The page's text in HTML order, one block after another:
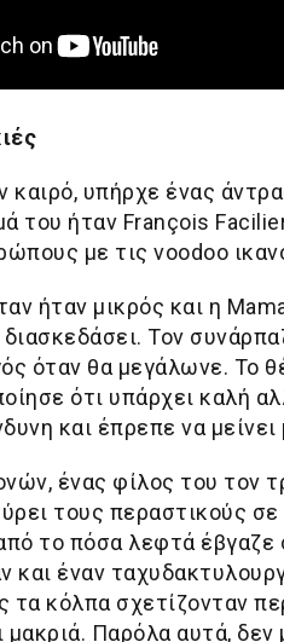
καιρό, υπήρχε ένας
του ήταν François
με τις voodoo
ήταν μικρός και η
Τον
όταν θα μεγάλωνε. Το
ότι υπάρχει καλή
και έπρεπε να μείνει
ένας φίλος του τον
τους περαστικούς σε
το πόσα λεφτά
και έναν
τα κόλπα σχετίζονταν
μακριά. Παρόλα αυτά,